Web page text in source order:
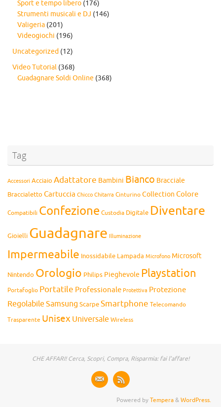
Sport e tempo libero (176)
Strumenti musicali e DJ (146)
Valigeria (201)
Videogiochi (196)
Uncategorized (12)
Video Tutorial (368)
Guadagnare Soldi Online (368)
Tag
Accessori Acciaio Adattatore Bambini Bianco Bracciale
Braccialetto Cartuccia Chicco Chitarra Cinturino Collection Colore
Compatibili Confezione Custodia Digitale Diventare
Gioielli Guadagnare Illuminazione
Impermeabile Inossidabile Lampada Microfono Microsoft
Nintendo Orologio Philips Pieghevole Playstation
Portafoglio Portatile Professionale Protettiva Protezione
Regolabile Samsung ScarpeSmartphone Telecomando
Trasparente Unisex Universale Wireless
CHE AFFARI! Cerca, Scopri, Compra, Risparmia: fai l'affare!
Powered byTempera&WordPress.